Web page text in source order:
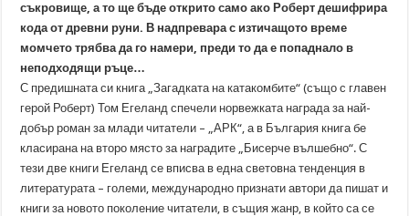
съкровище, а то ще бъде открито само ако Роберт дешифрира
кода от древни руни. В надпревара с изтичащото време
момчето трябва да го намери, преди то да е попаднало в
неподходящи ръце…
С предишната си книга „Загадката на катакомбите“ (също с главен
герой Роберт) Том Егеланд спечели норвежката награда за най-
добър роман за млади читатели – „АРК“, а в България книга бе
класирана на второ място за наградите „Бисерче вълшебно“. С
тези две книги Егеланд се вписва в една световна тенденция в
литературата – големи, международно признати автори да пишат и
книги за новото поколение читатели, в същия жанр, в който са се